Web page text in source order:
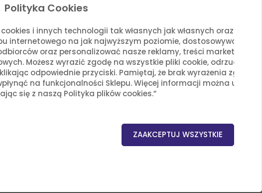
Polityka Cookies
i innych technologii tak własnych jak własnych oraz stron
internetowego na jak najwyższym poziomie, dostosowywać treści
oraz personalizować nasze reklamy, treści marketingowe i
Możesz wyrazić zgodę na wszystkie pliki cookie, odrzucić je lub
odpowiednie przyciski. Pamiętaj, że brak wyrażenia zgody na
na funkcjonalności Sklepu. Więcej informacji można uzyskać,
się z naszą Polityka plików cookies.”
ZAAKCEPTUJ WSZYSTKIE